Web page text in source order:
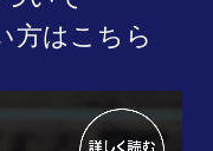
方はこちら